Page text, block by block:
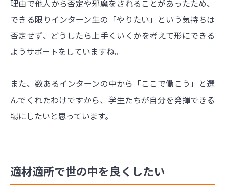
理由で他人から否定や邪魔をされることがあったため、
できる限りインターン生の「やりたい」という気持ちは
否定せず、どうしたら上手くいくかを考えて形にできる
ようサポートをしていますね。
また、数あるインターンの中から「ここで働こう」と選
んでくれたわけですから、学生たちが自分を発揮できる
場にしたいと思っています。
適材適所で世の中を良くしたい